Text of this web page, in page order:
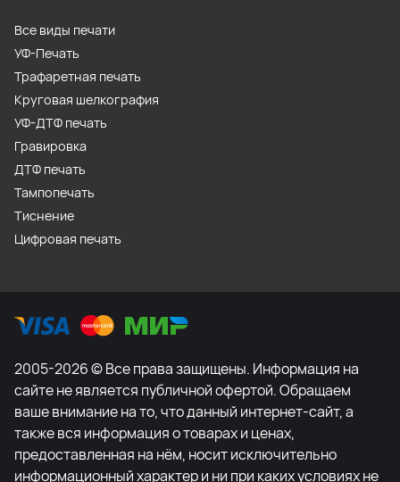
Все виды печати
УФ-Печать
Трафаретная печать
Круговая шелкография
УФ-ДТФ печать
Гравировка
ДТФ печать
Тампопечать
Тиснение
Цифровая печать
2005-2026 © Все права защищены. Информация на
сайте не является публичной офертой. Обращаем
ваше внимание на то, что данный интернет-сайт, а
также вся информация о товарах и ценах,
предоставленная на нём, носит исключительно
информационный характер и ни при каких условиях не